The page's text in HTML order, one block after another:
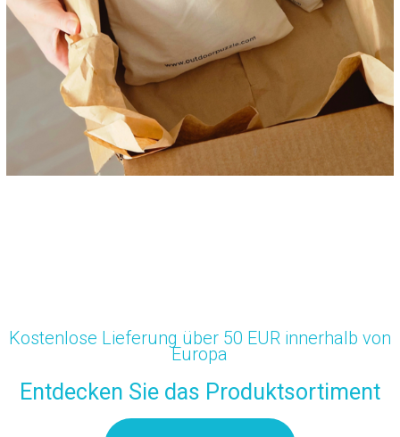
Kostenlose Lieferung über 50 EUR innerhalb von
Europa
Entdecken Sie das Produktsortiment